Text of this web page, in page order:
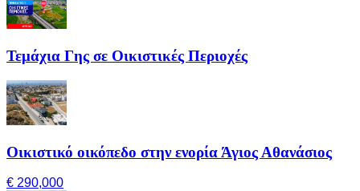
Τεμάχια Γης σε Οικιστικές Περιοχές
Οικιστικό οικόπεδο στην ενορία Άγιος Αθανάσιος
€ 290,000